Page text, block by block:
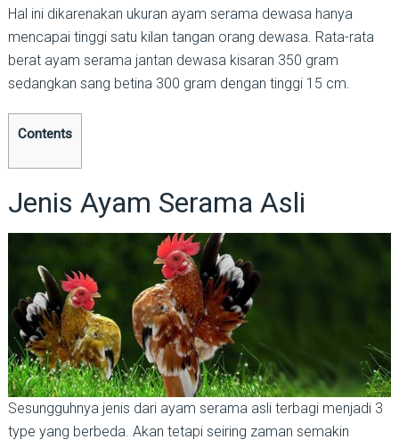
Hal ini dikarenakan ukuran ayam serama dewasa hanya
mencapai tinggi satu kilan tangan orang dewasa. Rata-rata
berat ayam serama jantan dewasa kisaran 350 gram
sedangkan sang betina 300 gram dengan tinggi 15 cm.
Contents
Jenis Ayam Serama Asli
Sesungguhnya jenis dari ayam serama asli terbagi menjadi 3
type yang berbeda. Akan tetapi seiring zaman semakin